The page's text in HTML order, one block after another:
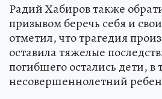
Радий Хабиров также
призывом беречь себя и
отметил, что трагедия
оставила тяжелые
погибшего остались дети, в
несовершеннолетний